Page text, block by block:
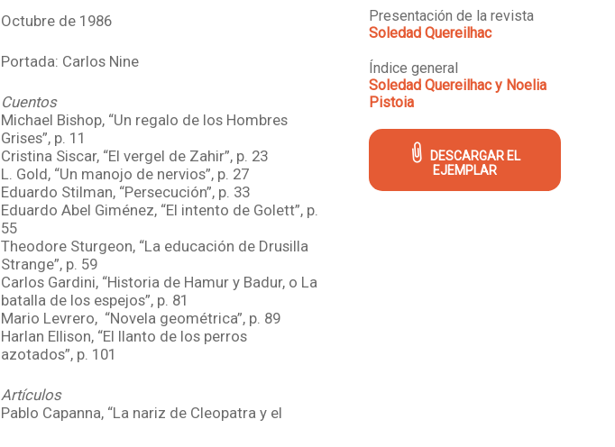
Octubre de 1986
Portada: Carlos Nine
Cuentos
Michael Bishop, “Un regalo de los Hombres
Grises”, p. 11
Cristina Siscar, “El vergel de Zahir”, p. 23
L. Gold, “Un manojo de nervios”, p. 27
Eduardo Stilman, “Persecución”, p. 33
Eduardo Abel Giménez, “El intento de Golett”, p.
55
Theodore Sturgeon, “La educación de Drusilla
Strange”, p. 59
Carlos Gardini, “Historia de Hamur y Badur, o La
batalla de los espejos”, p. 81
Mario Levrero, “Novela geométrica”, p. 89
Harlan Ellison, “El llanto de los perros
azotados”, p. 101
Artículos
Pablo Capanna, “La nariz de Cleopatra y el
Presentación de la revista
Soledad Quereilhac
Índice general
Soledad Quereilhac y Noelia
Pistoia
DESCARGAR EL
EJEMPLAR